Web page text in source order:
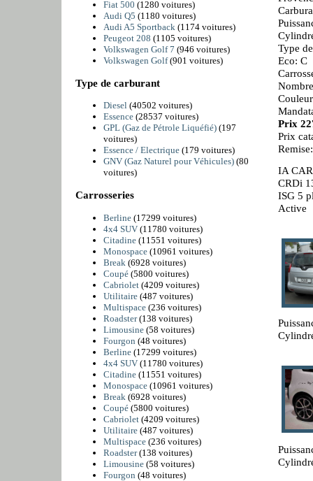
Type
Eco: C
Prix
Prix
IA
CRDi
ISG 5
Active
Fiat 500 (1280 voitures)
Audi Q5 (1180 voitures)
Audi A5 Sportback (1174 voitures)
Peugeot 208 (1105 voitures)
Volkswagen Golf 7 (946 voitures)
Volkswagen Golf(901 voitures)
Type de carburant
Diesel(40502 voitures)
Essence(28537 voitures)
GPL (Gaz de Pétrole Liquéfié)(197
voitures)
Essence / Electrique(179 voitures)
GNV (Gaz Naturel pour Véhicules)(80
voitures)
Carrosseries
Berline(17299 voitures)
4x4 SUV(11780 voitures)
Citadine(11551 voitures)
Monospace(10961 voitures)
Break (6928 voitures)
Coupé(5800 voitures)
Cabriolet(4209 voitures)
Utilitaire(487 voitures)
Multispace(236 voitures)
Roadster(138 voitures)
Limousine(58 voitures)
Fourgon (48 voitures)
Berline(17299 voitures)
4x4 SUV(11780 voitures)
Citadine(11551 voitures)
Monospace(10961 voitures)
Break (6928 voitures)
Coupé(5800 voitures)
Cabriolet(4209 voitures)
Utilitaire(487 voitures)
Multispace(236 voitures)
Roadster(138 voitures)
Limousine(58 voitures)
Fourgon (48 voitures)